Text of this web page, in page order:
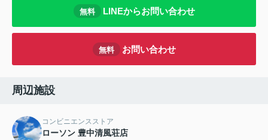
無料 LINEからお問い合わせ
無料 お問い合わせ
周辺施設
コンビニエンスストア
ローソン 豊中清風荘店